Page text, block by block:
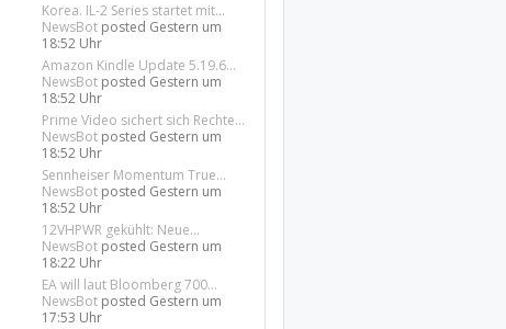
Korea. IL-2 Series startet mit...
NewsBot posted Gestern um
18:52 Uhr
Amazon Kindle Update 5.19.6...
NewsBot posted Gestern um
18:52 Uhr
Prime Video sichert sich Rechte...
NewsBot posted Gestern um
18:52 Uhr
Sennheiser Momentum True...
NewsBot posted Gestern um
18:52 Uhr
12VHPWR gekühlt: Neue...
NewsBot posted Gestern um
18:22 Uhr
EA will laut Bloomberg 700...
NewsBot posted Gestern um
17:53 Uhr